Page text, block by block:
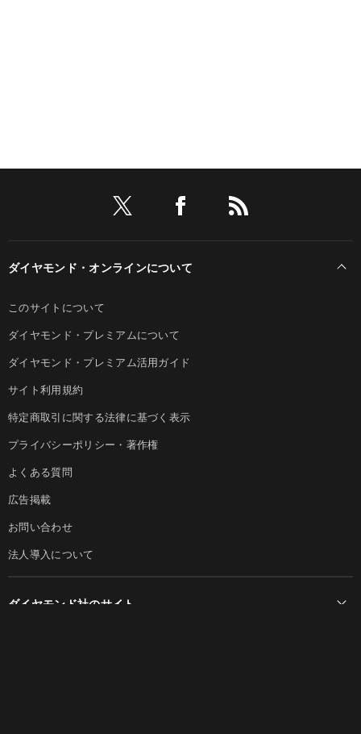
ダイヤモンド・オンラインについて
このサイトについて
ダイヤモンド・プレミアムについて
ダイヤモンド・プレミアム活用ガイド
サイト利用規約
特定商取引に関する法律に基づく表示
プライバシーポリシー・著作権
よくある質問
広告掲載
お問い合わせ
法人導入について
ダイヤモンド社のサイト